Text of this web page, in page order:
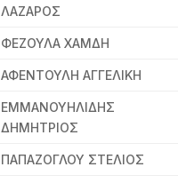
ΛΑΖΑΡΟΣ
ΦΕΖΟΥΛΑ ΧΑΜΔΗ
ΑΦΕΝΤΟΥΛΗ ΑΓΓΕΛΙΚΗ
ΕΜΜΑΝΟΥΗΛΙΔΗΣ
ΔΗΜΗΤΡΙΟΣ
ΠΑΠΑΖΟΓΛΟΥ ΣΤΕΛΙΟΣ